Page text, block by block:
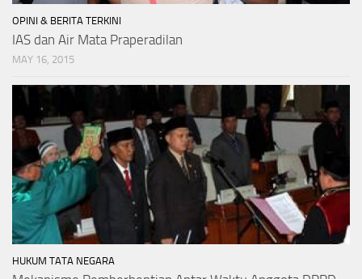
OPINI & BERITA TERKINI
IAS dan Air Mata Praperadilan
MAY 16, 2015
HUKUM TATA NEGARA